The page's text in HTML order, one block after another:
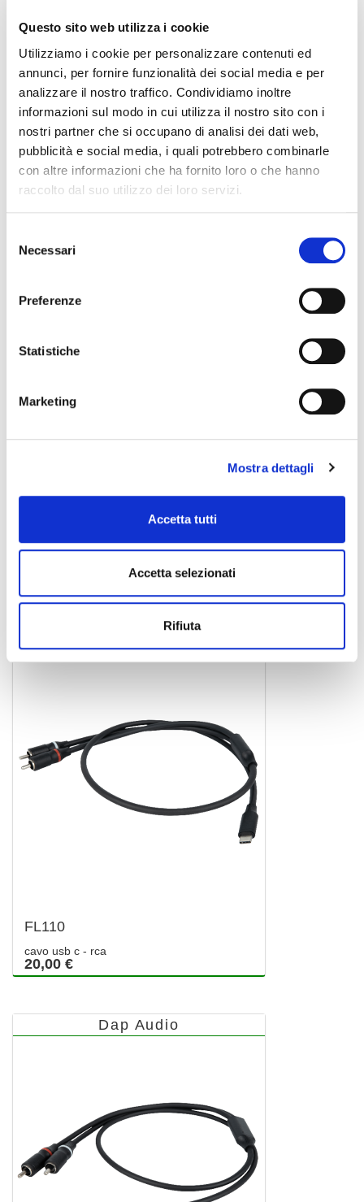
Questo sito web utilizza i cookie
Utilizziamo i cookie per personalizzare contenuti ed
annunci, per fornire funzionalità dei social media e per
analizzare il nostro traffico. Condividiamo inoltre
informazioni sul modo in cui utilizza il nostro sito con i
nostri partner che si occupano di analisi dei dati web,
pubblicità e social media, i quali potrebbero combinarle
con altre informazioni che ha fornito loro o che hanno
raccolto dal suo utilizzo dei loro servizi.
delNecessari
Preferenze
Statistiche
Marketing
Mostra dettagli
Accetta tutti
Accetta selezionati
Rifiuta
111150
cavo audio usb c - 2 jack mono
20,00 €
cavo dmx
Dap Audio
NOVITÀ
FL110
cavo usb c - rca
20,00 €
Dap Audio